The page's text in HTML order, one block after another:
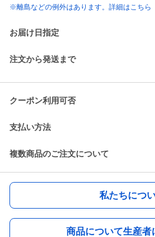
※離島などの例外はあります。詳細はこちら
お届け日指定
注文から発送まで
クーポン利用可否
支払い方法
複数商品のご注文について
私たちにつ
商品について生産者